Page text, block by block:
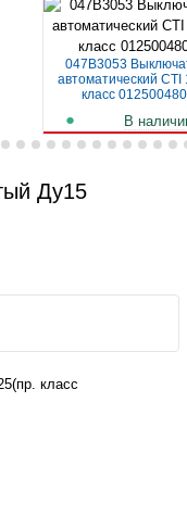
047B3053
автоматический CTI
класс
В
1 129 руб.
Ду15